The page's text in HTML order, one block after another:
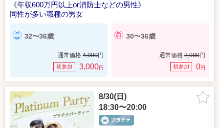
《年収600万円以上or消防士などの男性》
同性が多い職種の男女
32〜36歳
通常価格 4,900円
初参加 3,000円
30〜36歳
通常価格 2,000円
初参加 0円
8/30(日)
18:30〜20:00